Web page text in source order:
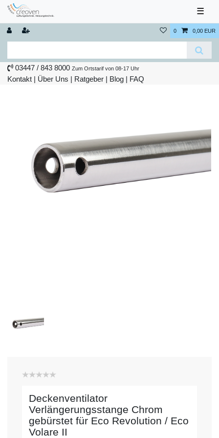
☰
0 0,00 EUR
03447 / 843 8000 Zum Ortstarif von 08-17 Uhr
Kontakt | Über Uns | Ratgeber | Blog | FAQ
Deckenventilator
Verlängerungsstange Chrom
gebürstet für Eco Revolution / Eco
Volare II